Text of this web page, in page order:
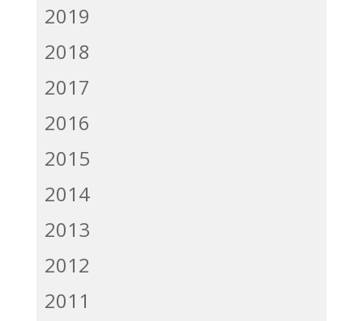
2019
2018
2017
2016
2015
2014
2013
2012
2011